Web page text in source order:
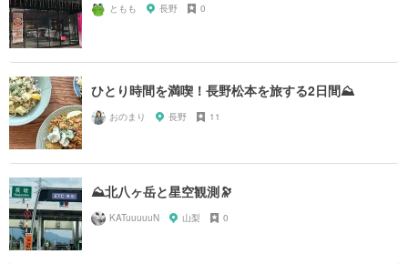
ともも 長野 0
ひとり時間を満喫！長野松本を旅する2日間⛰
おのまり 長野 11
⛰️北八ヶ岳と星空観測🔭
KATuuuuuN 山梨 0